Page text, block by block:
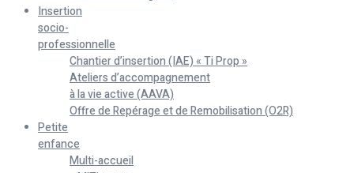
Insertion
socio-
professionnelle
Chantier d’insertion (IAE) « Ti Prop »
Ateliers d’accompagnement
à la vie active (AAVA)
Offre de Repérage et de Remobilisation (O2R)
Petite
enfance
Multi-accueil